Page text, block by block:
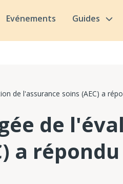
Evénements Guides
de l'assurance soins (AEC) a
de
a répondu